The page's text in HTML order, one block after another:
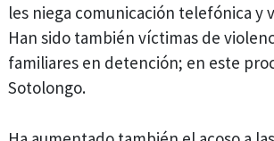
les niega comunicación telefónica y
Han sido también víctimas de
familiares en detención; en este
Sotolongo.